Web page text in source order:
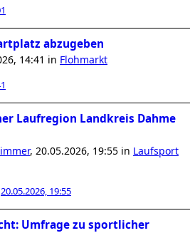
abzugeben
14:41 in Flohmarkt
Laufregion Landkreis Dahme
, 20.05.2026, 19:55 in Laufsport
20.05.2026, 19:55
Umfrage zu sportlicher